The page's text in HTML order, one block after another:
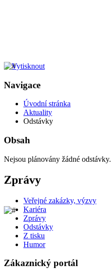
Navigace
Úvodní stránka
Aktuality
Odstávky
Obsah
Nejsou plánovány žádné odstávky.
Zprávy
Veřejné zakázky, výzvy
Kariéra
Zprávy
Odstávky
Z tisku
Humor
Zákaznický portál